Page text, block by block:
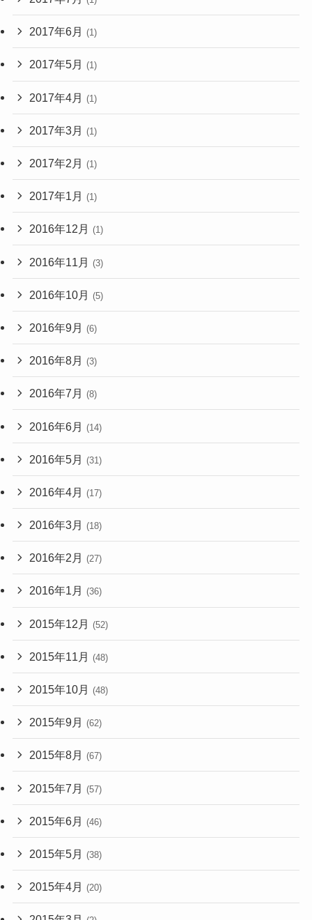
2017年6月 (1)
2017年5月 (1)
2017年4月 (1)
2017年3月 (1)
2017年2月 (1)
2017年1月 (1)
2016年12月 (1)
2016年11月 (3)
2016年10月 (5)
2016年9月 (6)
2016年8月 (3)
2016年7月 (8)
2016年6月 (14)
2016年5月 (31)
2016年4月 (17)
2016年3月 (18)
2016年2月 (27)
2016年1月 (36)
2015年12月 (52)
2015年11月 (48)
2015年10月 (48)
2015年9月 (62)
2015年8月 (67)
2015年7月 (57)
2015年6月 (46)
2015年5月 (38)
2015年4月 (20)